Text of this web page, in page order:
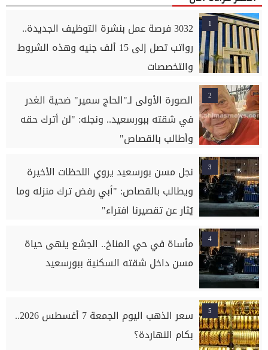
1
3032 فرصة عمل بنشرة التوظيف الجديدة..
رواتب تصل إلى 15 ألف جنيه وهذه الشروط
والتخصصات
2
الصورة الأولى لـ"الحاج سمير" ضحية الغدر
في شقته ببورسعيد.. ونجله: "لن أترك حقه
وأطالب بالقصاص"
3
نجل مسن بورسعيد يروي اللحظات الأخيرة
ويطالب بالقصاص: "أبي رفض ترك منزله وما
يُثار عن تقصيرنا افتراء"
4
مأساة في حي المناخ.. الجشع ينهى حياة
مسن داخل شقته السكنية ببورسعيد
5
سعر الذهب اليوم الجمعة 7 أغسطس 2026..
بكام النهاردة؟